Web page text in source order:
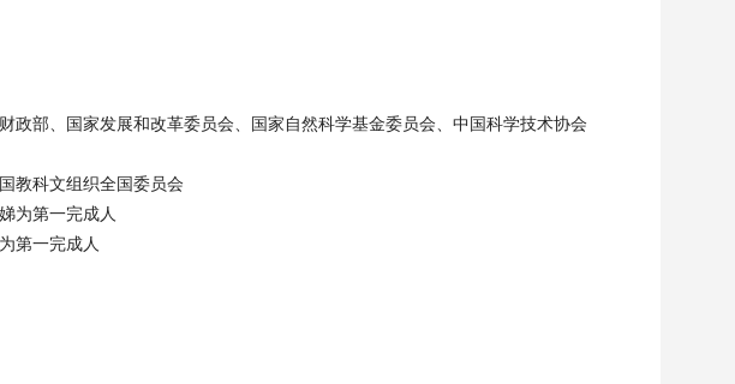
政部、国家发展和改革委员会、国家自然科学基金委员会、中国科学技术协会
教科文组织全国委员会
为第一完成人
第一完成人